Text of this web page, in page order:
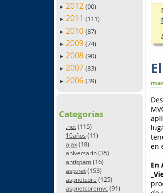
► 2012 (90)
► 2011 (111)
► 2010 (87)
► 2009 (74)
► 2008 (90)
► 2007 (83)
► 2006 (39)
Categorías
.net(115)
10años (11)
ajax(18)
aniversario(35)
antispam(16)
asp.net(153)
aspnetcore (125)
aspnetcoremvc(91)
en
En